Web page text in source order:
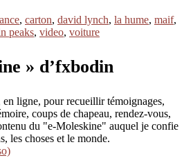
, carton, david lynch, la hume, maif,
peaks, video, voiture
» d’fxbodin
en ligne, pour recueillir témoignages,
coups de chapeau, rendez-vous,
du "e-Moleskine" auquel je confie
les choses et le monde.